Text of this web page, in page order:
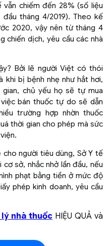
chiếm đến 28% (số liệu
tháng 4/2019). Theo kế
2020, vậy nên từ tháng 4
chiến dịch, yêu cầu các nhà
Bởi lẽ người Việt có thói
khi bị bệnh nhẹ như hắt hơi,
chủ yếu họ sẽ tự mua
bán thuốc tự do sẽ dẫn
trường hợp nhờn thuốc
thời gian cho phép mà sức
người tiêu dùng, Sở Y tế
sở, nhắc nhở lần đầu, nếu
phạt bằng tiền ở mức độ
phép kinh doanh, yêu cầu
lý nhà thuốc HIỆU QUẢ và